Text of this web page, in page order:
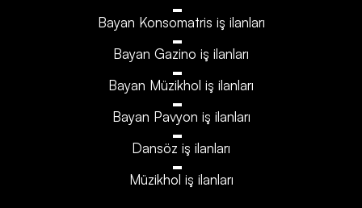
Bayan Konsomatris iş ilanları
Bayan Gazino iş ilanları
Bayan Müzikhol iş ilanları
Bayan Pavyon iş ilanları
Dansöz iş ilanları
Müzikhol iş ilanları